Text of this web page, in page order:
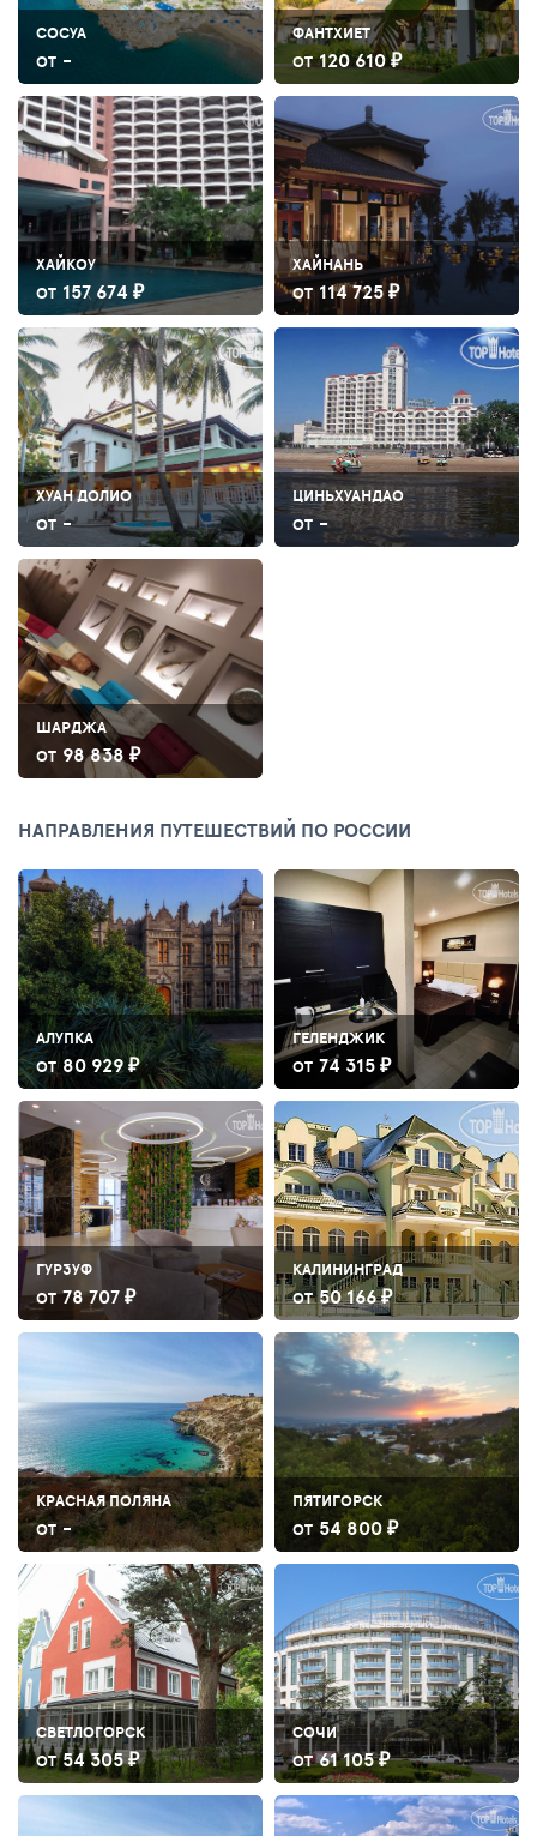
СОСУА
ОТ -
ФАНТХИЕТ
ОТ 120 610 ₽
ХАЙКОУ
ОТ 157 674 ₽
ХАЙНАНЬ
ОТ 114 725 ₽
ХУАН ДОЛИО
ОТ -
ЦИНЬХУАНДАО
ОТ -
ШАРДЖА
ОТ 98 838 ₽
НАПРАВЛЕНИЯ ПУТЕШЕСТВИЙ ПО РОССИИ
АЛУПКА
ОТ 80 929 ₽
ГЕЛЕНДЖИК
ОТ 74 315 ₽
ГУРЗУФ
ОТ 78 707 ₽
КАЛИНИНГРАД
ОТ 50 166 ₽
КРАСНАЯ ПОЛЯНА
ОТ -
ПЯТИГОРСК
ОТ 54 800 ₽
СВЕТЛОГОРСК
ОТ 54 305 ₽
СОЧИ
ОТ 61 105 ₽